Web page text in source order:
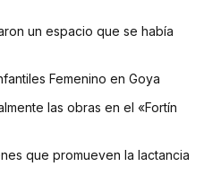
un espacio que se había
Femenino en Goya
las obras en el «Fortín
que promueven la lactancia